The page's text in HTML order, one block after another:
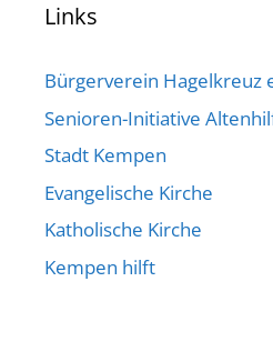
Links
Bürgerverein Hagelkreuz
Senioren-Initiative
Stadt Kempen
Evangelische Kirche
Katholische Kirche
Kempen hilft